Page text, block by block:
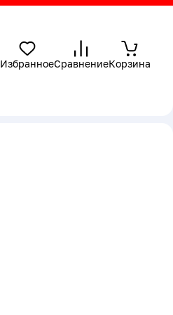
ИзбранноеСравнениеКорзина